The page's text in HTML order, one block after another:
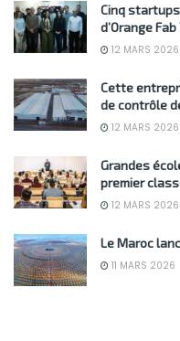
Cinq
d’Orange
12 MARS 2026
Cette
de contrôle
12 MARS 2026
Grandes
premier
12 MARS 2026
Le Maroc
11 MARS 2026